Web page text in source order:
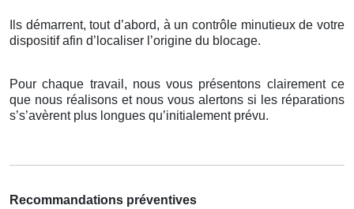
Ils démarrent, tout d’abord, à un contrôle minutieux de votre
dispositif afin d’localiser l’origine du blocage.
Pour chaque travail, nous vous présentons clairement ce
que nous réalisons et nous vous alertons si les réparations
s’s’avèrent plus longues qu’initialement prévu.
Recommandations préventives